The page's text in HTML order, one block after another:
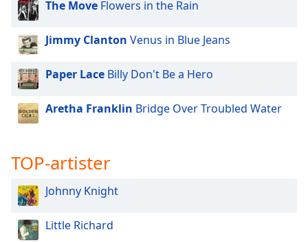
modal
window.
Beginning
dialog
window.
will
cancel
and
close
window.
The Move Flowers in the Rain
Jimmy Clanton Venus in Blue Jeans
Paper Lace Billy Don't Be a Hero
Aretha Franklin Bridge Over Troubled Water
TOP-artister
Johnny Knight
Little Richard